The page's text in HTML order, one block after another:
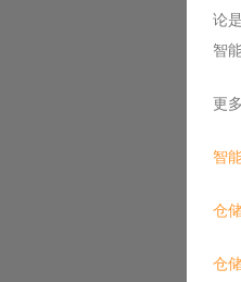
论
智
更
智
仓
仓